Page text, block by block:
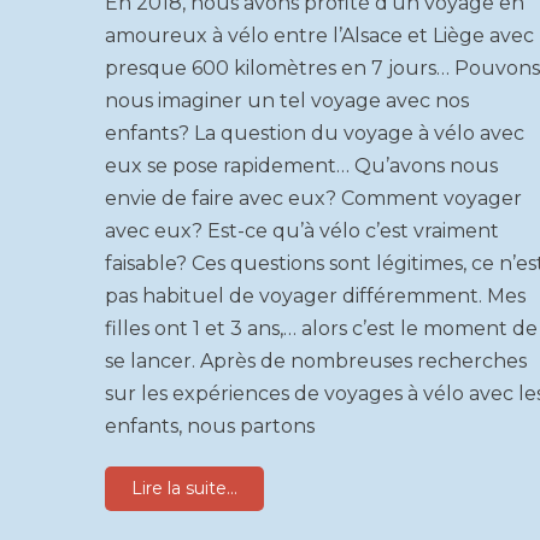
amoureux à vélo entre l’Alsace et Liège avec
presque 600 kilomètres en 7 jours… Pouvons
nous imaginer un tel voyage avec nos
enfants? La question du voyage à vélo avec
eux se pose rapidement… Qu’avons nous
envie de faire avec eux? Comment voyager
avec eux? Est-ce qu’à vélo c’est vraiment
faisable? Ces questions sont légitimes, ce
pas habituel de voyager différemment. Mes
filles ont 1 et 3 ans,… alors c’est le moment de
se lancer. Après de nombreuses recherches
sur les expériences de voyages à vélo avec
enfants, nous partons
Lire la suite...